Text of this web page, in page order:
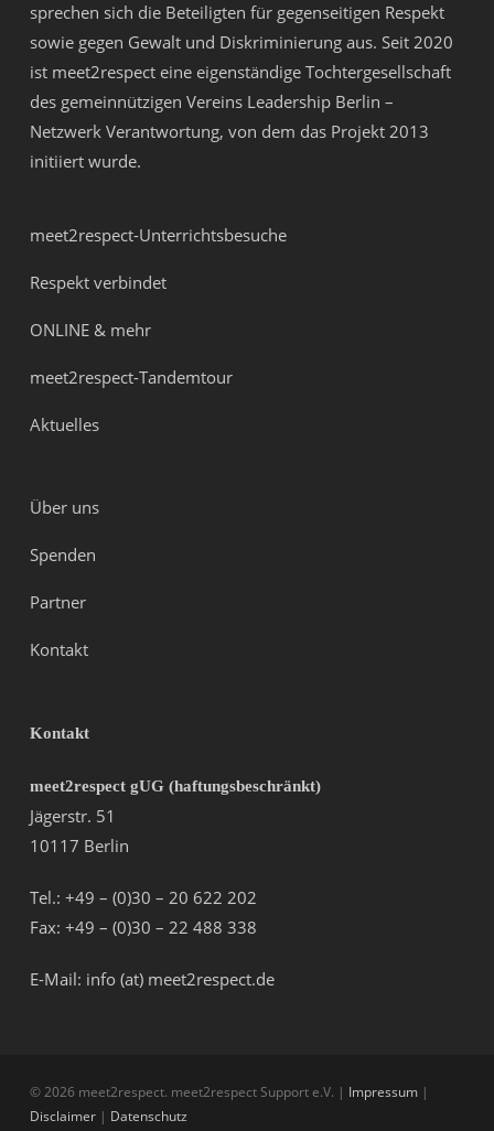
sprechen sich die Beteiligten für gegenseitigen Respekt
sowie gegen Gewalt und Diskriminierung aus. Seit 2020
ist meet2respect eine eigenständige Tochtergesellschaft
des gemeinnützigen Vereins Leadership Berlin –
Netzwerk Verantwortung, von dem das Projekt 2013
initiiert wurde.
meet2respect-Unterrichtsbesuche
Respekt verbindet
ONLINE & mehr
meet2respect-Tandemtour
Aktuelles
Über uns
Spenden
Partner
Kontakt
Kontakt
meet2respect gUG (haftungsbeschränkt)
Jägerstr. 51
10117 Berlin
Tel.: +49 – (0)30 – 20 622 202
Fax: +49 – (0)30 – 22 488 338
E-Mail: info (at) meet2respect.de
© 2026 meet2respect. meet2respect Support e.V. | Impressum|
Disclaimer| Datenschutz